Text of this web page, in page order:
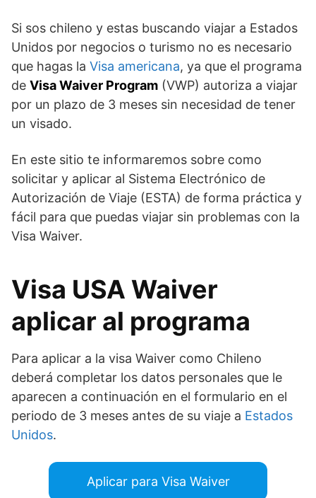
Si sos chileno y estas buscando viajar a Estados
Unidos por negocios o turismo no es necesario
que hagas la Visa americana, ya que el programa
de Visa Waiver Program (VWP) autoriza a viajar
por un plazo de 3 meses sin necesidad de tener
un visado.
En este sitio te informaremos sobre como
solicitar y aplicar al Sistema Electrónico de
Autorización de Viaje (ESTA) de forma práctica y
fácil para que puedas viajar sin problemas con la
Visa Waiver.
Visa USA Waiver
aplicar al programa
Para aplicar a la visa Waiver como Chileno
deberá completar los datos personales que le
aparecen a continuación en el formulario en el
periodo de 3 meses antes de su viaje a Estados
Unidos.
Aplicar para Visa Waiver